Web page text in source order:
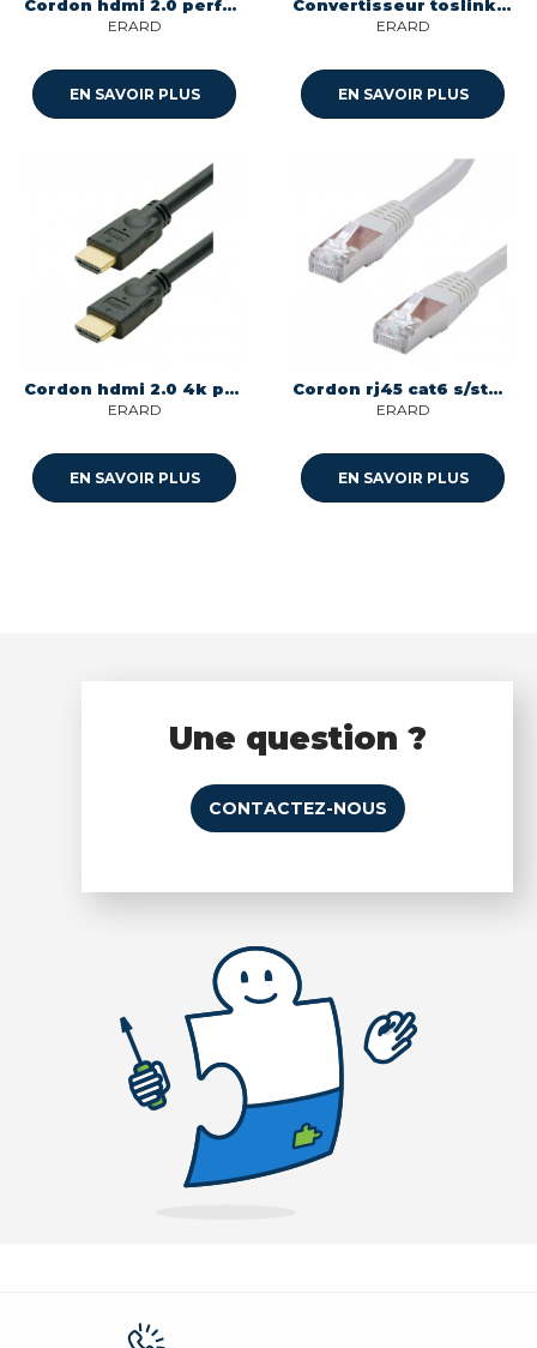
Cordon hdmi 2.0 perfom 4k 2m longueur 2m -male/male Itc 307880
ERARD
EN SAVOIR PLUS
Convertisseur toslink /rca numerique vers analogique Itc 301909
ERARD
EN SAVOIR PLUS
Cordon hdmi 2.0 4k perfom 5m longueur 5m - male/male Itc 307882
ERARD
EN SAVOIR PLUS
Cordon rj45 cat6 s/stp 1m longueur 1m Itc 302356
ERARD
EN SAVOIR PLUS
Une question ?
CONTACTEZ-NOUS